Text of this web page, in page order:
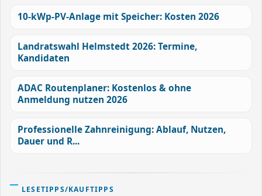
10-kWp-PV-Anlage mit Speicher: Kosten 2026
Landratswahl Helmstedt 2026: Termine,
Kandidaten
ADAC Routenplaner: Kostenlos & ohne
Anmeldung nutzen 2026
Professionelle Zahnreinigung: Ablauf, Nutzen,
Dauer und R...
LESETIPPS/KAUFTIPPS